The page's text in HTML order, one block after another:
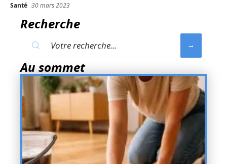
Santé 30 mars 2023
Recherche
Au sommet